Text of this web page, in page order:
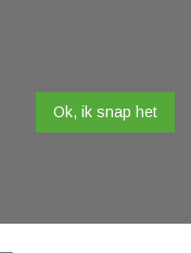
Ok, ik snap het